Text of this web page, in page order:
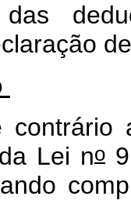
Lei no